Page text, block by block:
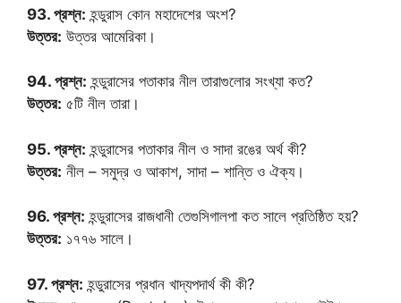
93. প্রশ্ন: হন্ডুরাস কোন মহাদেশের অংশ?
উত্তর: উত্তর আমেরিকা।
94. প্রশ্ন: হন্ডুরাসের পতাকার নীল তারাগুলোর সংখ্যা কত?
উত্তর: ৫টি নীল তারা।
95. প্রশ্ন: হন্ডুরাসের পতাকার নীল ও সাদা রঙের অর্থ কী?
উত্তর: নীল – সমুদ্র ও আকাশ, সাদা – শান্তি ও ঐক্য।
96. প্রশ্ন: হন্ডুরাসের রাজধানী তেগুসিগালপা কত সালে প্রতিষ্ঠিত হয়?
উত্তর: ১৭৭৬ সালে।
97. প্রশ্ন: হন্ডুরাসের প্রধান খাদ্যপদার্থ কী কী?